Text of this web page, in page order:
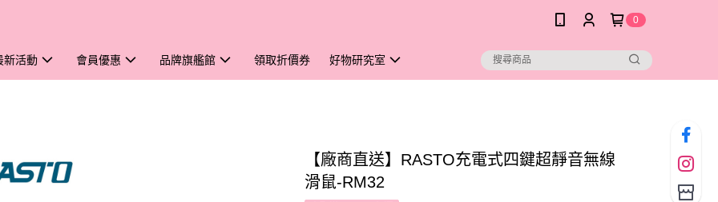
0
新活動 會員優惠 品牌旗艦館 領取折價券 好物研究室
【廠商直送】RASTO充電式四鍵超靜音無線
滑鼠-RM32